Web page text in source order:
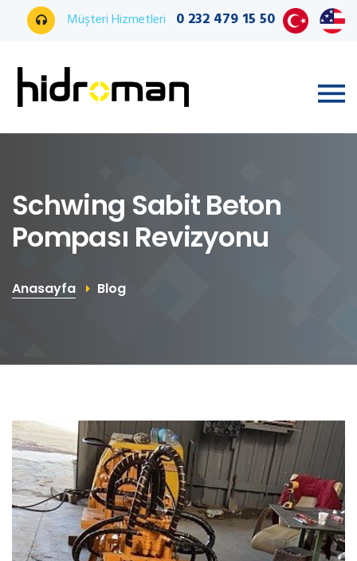
Müşteri Hizmetleri 0 232 479 15 50
Schwing Sabit Beton
Pompası Revizyonu
Anasayfa Blog